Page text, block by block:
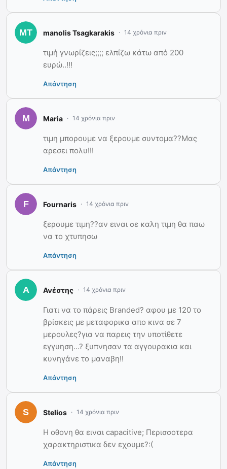
manolis Tsagkarakis 14 χρόνια πριν
τιμή γνωρίζεις;;;; ελπίζω κάτω από 200
ευρώ..!!!
Απάντηση
Maria 14 χρόνια πριν
τιμη μπορουμε να ξερουμε συντομα??Μας
αρεσει πολυ!!!
Απάντηση
Fournaris 14 χρόνια πριν
ξερουμε τιμη??αν ειναι σε καλη τιμη θα παω
να το χτυπησω
Απάντηση
Ανέστης 14 χρόνια πριν
Γιατι να το πάρεις Branded? αφου με 120 το
βρίσκεις με μεταφορικα απο κινα σε 7
μερουλες?για να παρεις την υποτίθετε
εγγυηση…? ξυπνησαν τα αγγουρακια και
κυνηγάνε το μαναβη!!
Απάντηση
Stelios 14 χρόνια πριν
Η οθονη θα ειναι capacitive; Περισσοτερα
χαρακτηριστικα δεν εχουμε?:(
Απάντηση